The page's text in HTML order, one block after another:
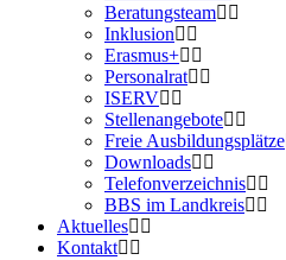
Beratungsteam
Inklusion
Erasmus+
Personalrat
ISERV
Stellenangebote
Freie Ausbildungsplätze
Downloads
Telefonverzeichnis
BBS im Landkreis
Aktuelles
Kontakt